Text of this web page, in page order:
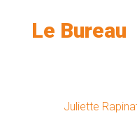
Le Bureau
Juliette